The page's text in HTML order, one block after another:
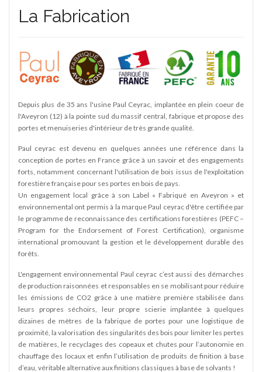
La Fabrication
Depuis plus de 35 ans l'usine Paul Ceyrac, implantée en plein coeur de
l'Aveyron (12) à la pointe sud du massif central, fabrique et propose des
portes et menuiseries d'intérieur de très grande qualité.
Paul ceyrac est devenu en quelques années une référence dans la
conception de portes en France grâce à un savoir et des engagements
forts, notamment concernant l'utilisation de bois issus de l'exploitation
forestière française pour ses portes en bois de pays.
Un engagement local grâce à son Label « Fabriqué en Aveyron » et
environnemental ont permis à la marque Paul ceyrac d'être certifiée par
le programme de reconnaissance des certifications forestières (PEFC –
Program for the Endorsement of Forest Certification), organisme
international promouvant la gestion et le développement durable des
forêts.
L'engagement environnemental Paul ceyrac c’est aussi des démarches
de production raisonnées et responsables en se mobilisant pour réduire
les émissions de CO2 grâce à une matière première stabilisée dans
leurs propres séchoirs, leur propre scierie implantée à quelques
dizaines de mètres de la fabrique de portes pour une logistique de
proximité, la valorisation des singularités des bois pour limiter les pertes
de matières, le recyclages des copeaux et chutes pour l’autonomie en
chauffage des locaux et enfin l’utilisation de produits de finition à base
d’eau, véritable alternative aux finitions classiques à base de solvants !